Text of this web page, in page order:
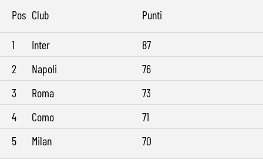
11:49
Pellegrini, Gasperini frena il rientro: “Ci vorrà almeno un mese”
10:41
Roma, 11 gol subiti in 4 partite: il dato che preoccupa Gasperini
9:34 Gasperini boccia la Roma: “Partita pessima”. E lancia un altro
messaggio sul mercato
Pos Club Punti
1 Inter
87
2
Napoli
76
3
Roma
73
4
Como
71
5
Milan 70